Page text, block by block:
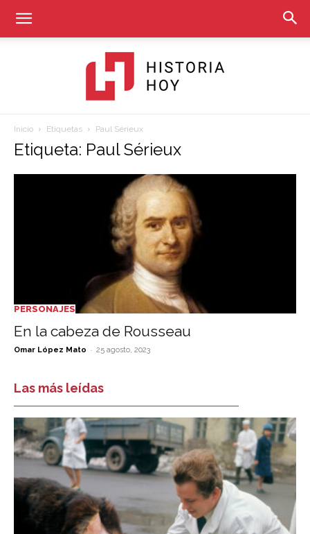
Hoy
Inicio Etiquetas Paul Sérieux
Etiqueta: Paul Sérieux
PERSONAJES
En la cabeza de Rousseau
Omar López Mato - 25 agosto, 2023
Las más leídas